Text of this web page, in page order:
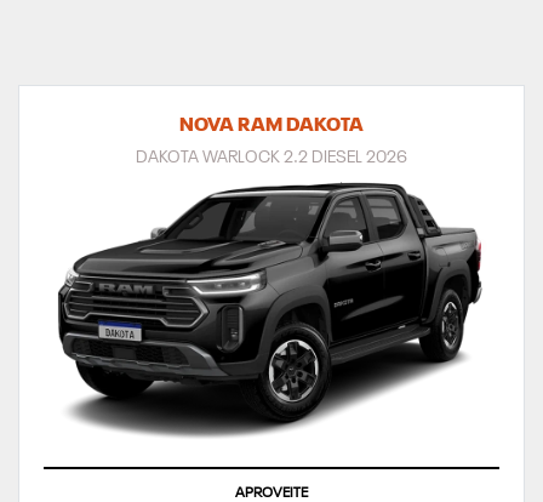
NOVA RAM DAKOTA
DAKOTA WARLOCK 2.2 DIESEL 2026
APROVEITE